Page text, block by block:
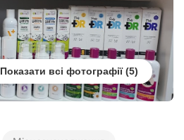
Показати всі фотографії